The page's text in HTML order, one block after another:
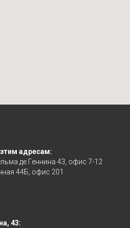
адресам:
де Геннина 43, офис 7-12
44Б, офис 201
43: